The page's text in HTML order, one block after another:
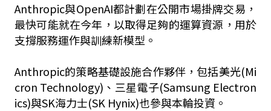
Anthropic與OpenAI都計劃在公開市場掛牌交易，
最快可能就在今年，以取得足夠的運算資源，用於
支撐服務運作與訓練新模型。
Anthropic的策略基礎設施合作夥伴，包括美光(Mi
cron Technology)、三星電子(Samsung Electron
ics)與SK海力士(SK Hynix)也參與本輪投資。